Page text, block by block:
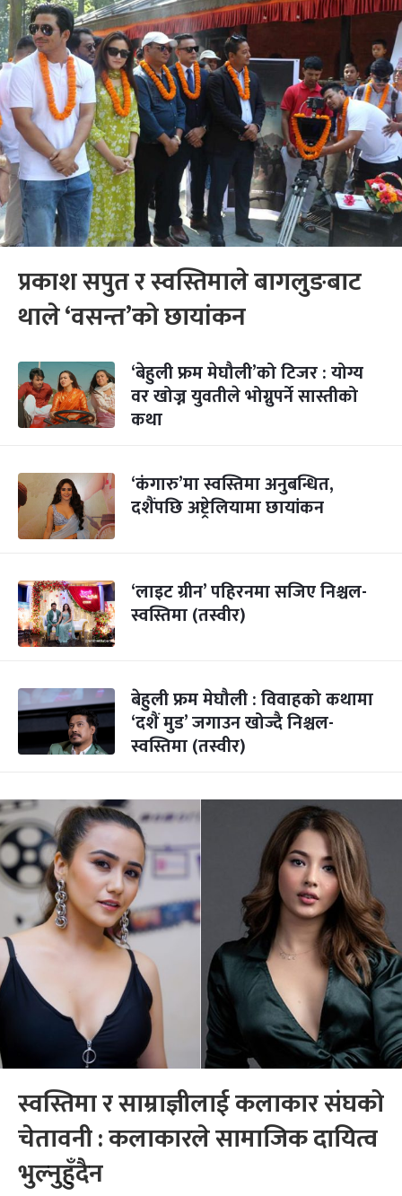
प्रकाश सपुत र स्वस्तिमाले बागलुङबाट
थाले ‘वसन्त’को छायांकन
‘बेहुली फ्रम मेघौली’को टिजर : योग्य
वर खोज्न युवतीले भोग्नुपर्ने सास्तीको
कथा
‘कंगारु’मा स्वस्तिमा अनुबन्धित,
दशैंपछि अष्ट्रेलियामा छायांकन
‘लाइट ग्रीन’ पहिरनमा सजिए निश्चल-
स्वस्तिमा (तस्वीर)
बेहुली फ्रम मेघौली : विवाहको कथामा
‘दशैं मुड’ जगाउन खोज्दै निश्चल-
स्वस्तिमा (तस्वीर)
स्वस्तिमा र साम्राज्ञीलाई कलाकार संघको
चेतावनी : कलाकारले सामाजिक दायित्व
भुल्नुहुँदैन